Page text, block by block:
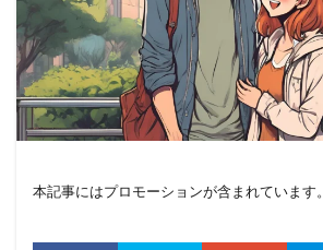
本記事にはプロモーションが含まれています。